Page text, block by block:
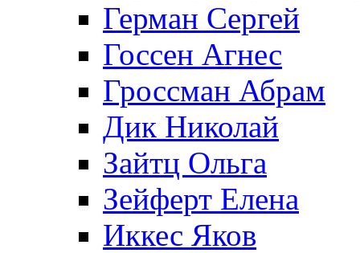
Герман Сергей
Госсен Агнес
Гроссман Абрам
Дик Николай
Зайтц Ольга
Зейферт Елена
Иккес Яков